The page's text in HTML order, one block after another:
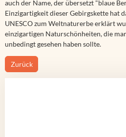
auch der Name, der übersetzt "blaue
Einzigartigkeit dieser Gebirgskette hat
UNESCO zum Weltnaturerbe erklärt
einzigartigen Naturschönheiten, die
unbedingt gesehen haben sollte.
Zurück